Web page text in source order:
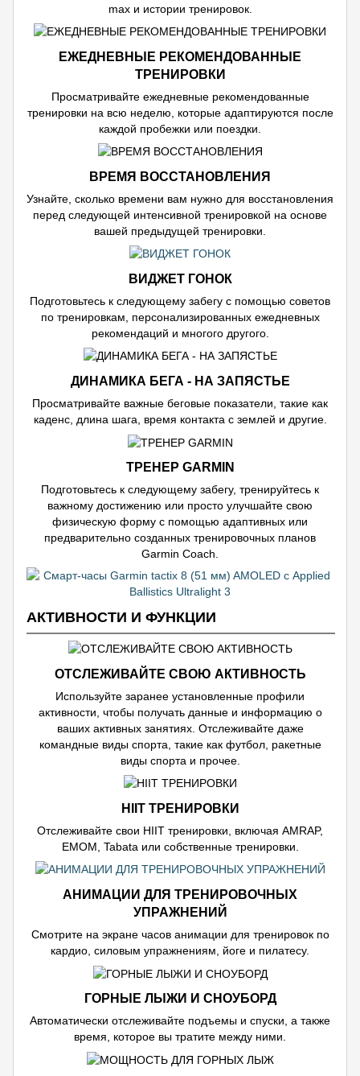
max и истории тренировок.
ЕЖЕДНЕВНЫЕ РЕКОМЕНДОВАННЫЕ
ТРЕНИРОВКИ
Просматривайте ежедневные рекомендованные
тренировки на всю неделю, которые адаптируются после
каждой пробежки или поездки.
ВРЕМЯ ВОССТАНОВЛЕНИЯ
Узнайте, сколько времени вам нужно для восстановления
перед следующей интенсивной тренировкой на основе
вашей предыдущей тренировки.
ВИДЖЕТ ГОНОК
Подготовьтесь к следующему забегу с помощью советов
по тренировкам, персонализированных ежедневных
рекомендаций и многого другого.
ДИНАМИКА БЕГА - НА ЗАПЯСТЬЕ
Просматривайте важные беговые показатели, такие как
каденс, длина шага, время контакта с землей и другие.
ТРЕНЕР GARMIN
Подготовьтесь к следующему забегу, тренируйтесь к
важному достижению или просто улучшайте свою
физическую форму с помощью адаптивных или
предварительно созданных тренировочных планов
Garmin Coach.
АКТИВНОСТИ И ФУНКЦИИ
ОТСЛЕЖИВАЙТЕ СВОЮ АКТИВНОСТЬ
Используйте заранее установленные профили
активности, чтобы получать данные и информацию о
ваших активных занятиях. Отслеживайте даже
командные виды спорта, такие как футбол, ракетные
виды спорта и прочее.
HIIT ТРЕНИРОВКИ
Отслеживайте свои HIIT тренировки, включая AMRAP,
EMOM, Tabata или собственные тренировки.
АНИМАЦИИ ДЛЯ ТРЕНИРОВОЧНЫХ
УПРАЖНЕНИЙ
Смотрите на экране часов анимации для тренировок по
кардио, силовым упражнениям, йоге и пилатесу.
ГОРНЫЕ ЛЫЖИ И СНОУБОРД
Автоматически отслеживайте подъемы и спуски, а также
время, которое вы тратите между ними.